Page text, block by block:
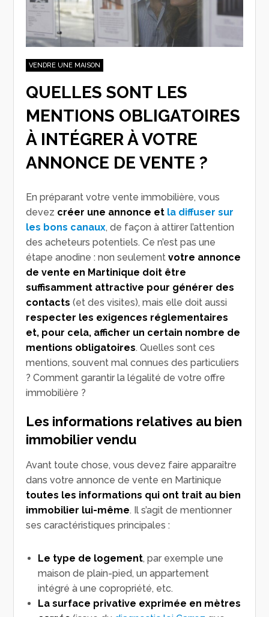
VENDRE UNE MAISON
QUELLES SONT LES
MENTIONS OBLIGATOIRES
À INTÉGRER À VOTRE
ANNONCE DE VENTE ?
En préparant votre vente immobilière, vous
devez créer une annonce et la diffuser sur
les bons canaux, de façon à attirer l’attention
des acheteurs potentiels. Ce n’est pas une
étape anodine : non seulementvotre annonce
de vente en Martinique doit être
suffisamment attractive pour générer des
contacts (et des visites), mais elle doit aussi
respecter les exigences réglementaires
et, pour cela, afficher un certain nombre de
mentions obligatoires. Quelles sont ces
mentions, souvent mal connues des particuliers
? Comment garantir la légalité de votre offre
immobilière ?
Les informations relatives au bien
immobilier vendu
Avant toute chose, vous devez faire apparaître
dans votre annonce de vente en Martinique
toutes les informations qui ont trait au bien
immobilier lui-même. Il s’agit de mentionner
ses caractéristiques principales :
Le type de logement, par exemple une
maison de plain-pied, un appartement
intégré à une copropriété, etc.
La surface privative exprimée en mètres